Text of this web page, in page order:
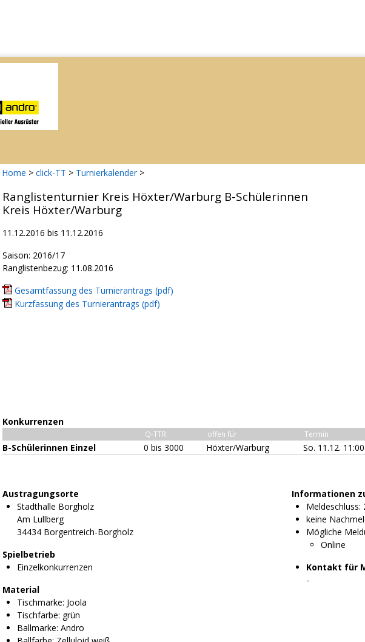
Home > click-TT > Turnierkalender >
Ranglistenturnier Kreis Höxter/Warburg B-Schülerinnen
Kreis Höxter/Warburg
11.12.2016 bis 11.12.2016
Saison: 2016/17
Ranglistenbezug: 11.08.2016
Gesamtfassung des Turnierantrags (pdf)
Kurzfassung des Turnierantrags (pdf)
Konkurrenzen
Q-TTR offen für Termin
B-Schülerinnen Einzel 0 bis 3000 Höxter/Warburg So. 11.12.
Austragungsorte
Stadthalle Borgholz
Am Lullberg
34434 Borgentreich-Borgholz
Spielbetrieb
Einzelkonkurrenzen
Material
Tischmarke: Joola
Tischfarbe: grün
Ballmarke: Andro
Informationen
Meldeschluss:
keine
Mögliche
Online
Kontakt für
-